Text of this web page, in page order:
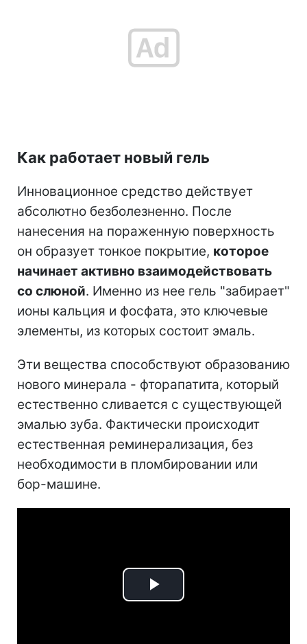
Как работает новый гель
Инновационное средство действует
абсолютно безболезненно. После
нанесения на пораженную поверхность
он образует тонкое покрытие, которое
начинает активно взаимодействовать
со слюной. Именно из нее гель "забирает"
ионы кальция и фосфата, это ключевые
элементы, из которых состоит эмаль.
Эти вещества способствуют образованию
нового минерала - фторапатита, который
естественно сливается с существующей
эмалью зуба. Фактически происходит
естественная реминерализация, без
необходимости в пломбировании или
бор-машине.
Play